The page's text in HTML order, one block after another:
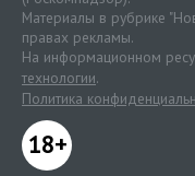
Материалы в рубрике
правах рекламы.
На информационном
технологии.
Политика
18+